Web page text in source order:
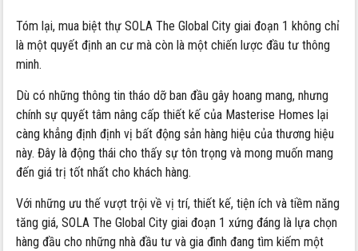
Tóm lại, mua biệt thự SOLA The Global City giai đoạn 1 không chỉ
là một quyết định an cư mà còn là một chiến lược đầu tư thông
minh.
Dù có những thông tin tháo dỡ ban đầu gây hoang mang, nhưng
chính sự quyết tâm nâng cấp thiết kế của Masterise Homes lại
càng khẳng định định vị bất động sản hàng hiệu của thương hiệu
này. Đây là động thái cho thấy sự tôn trọng và mong muốn mang
đến giá trị tốt nhất cho khách hàng.
Với những ưu thế vượt trội về vị trí, thiết kế, tiện ích và tiềm năng
tăng giá, SOLA The Global City giai đoạn 1 xứng đáng là lựa chọn
hàng đầu cho những nhà đầu tư và gia đình đang tìm kiếm một